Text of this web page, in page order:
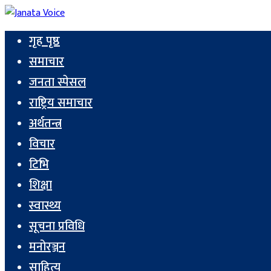
गृह पृष्ठ
समाचार
जनता स्पेसल
राष्ट्रिय समाचार
अर्थतन्त्र
विचार
टिभि
शिक्षा
स्वास्थ्य
सूचना प्रविधि
मनोरञ्जन